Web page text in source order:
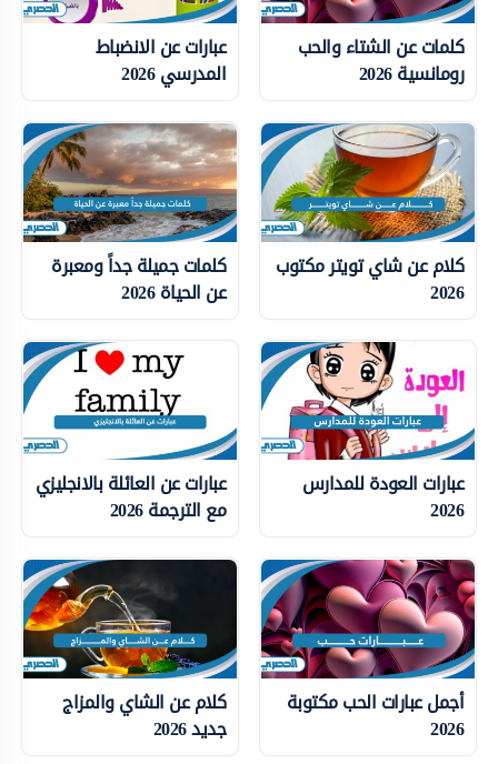
كلمات عن الشتاء والحب
رومانسية 2026
عبارات عن الانضباط
المدرسي 2026
كلام عن شاي تويتر مكتوب
2026
كلمات جميلة جداً ومعبرة
عن الحياة 2026
عبارات العودة للمدارس
2026
عبارات عن العائلة بالانجليزي
مع الترجمة 2026
أجمل عبارات الحب مكتوبة
2026
كلام عن الشاي والمزاج
جديد 2026